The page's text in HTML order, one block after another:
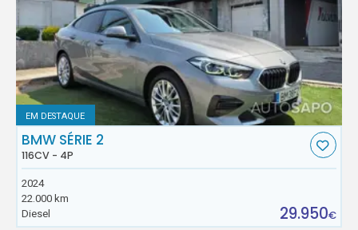
EM DESTAQUE
BMW SÉRIE 2
116CV - 4P
2024
22.000 km
Diesel
29.950€